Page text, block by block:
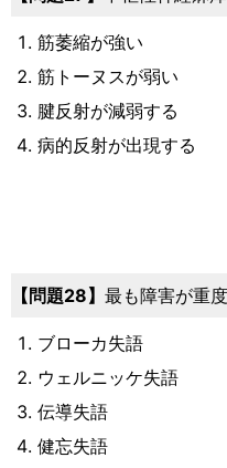
筋萎縮が強い
筋トーヌスが弱い
腱反射が減弱する
病的反射が出現する
28 最も障害が重
ブローカ失語
ウェルニッケ失語
伝導失語
健忘失語